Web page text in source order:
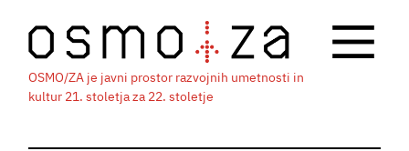
OSMO/ZA je javni prostor razvojnih umetnosti in
kultur 21. stoletja za 22. stoletje